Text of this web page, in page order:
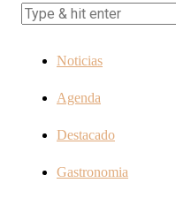
Noticias
Agenda
Destacado
Gastronomia